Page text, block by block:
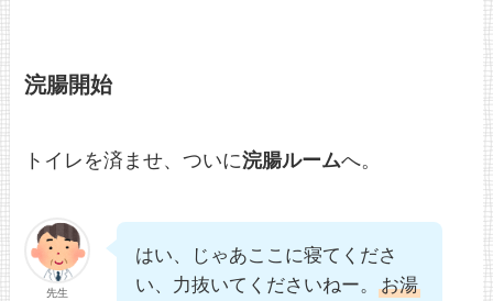
浣腸開始
トイレを済ませ、ついに浣腸ルームへ。
先生
はい、じゃあここに寝てくださ
い、力抜いてくださいねー。お湯